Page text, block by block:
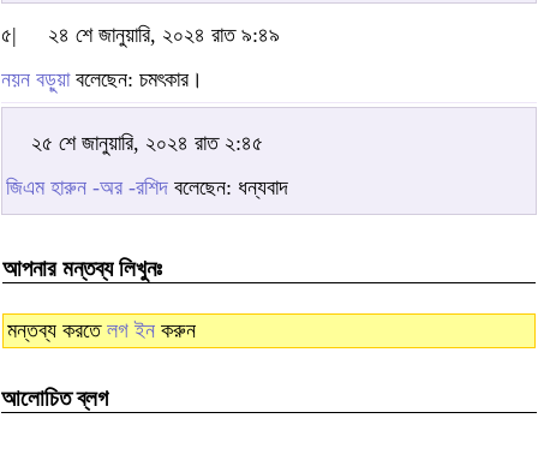
৫|
২৪ শে জানুয়ারি, ২০২৪ রাত ৯:৪৯
নয়ন বড়ুয়াবলেছেন: চমৎকার।
২৫ শে জানুয়ারি, ২০২৪ রাত ২:৪৫
জিএম হারুন -অর -রশিদ বলেছেন: ধন্যবাদ
আপনার মন্তব্য লিখুনঃ
মন্তব্য করতে লগ ইন করুন
আলোচিত ব্লগ